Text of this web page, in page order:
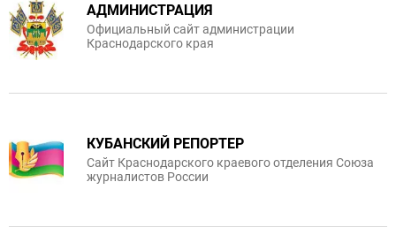
АДМИНИСТРАЦИЯ
Официальный сайт администрации
Краснодарского края
КУБАНСКИЙ РЕПОРТЕР
Сайт Краснодарского краевого отделения Союза
журналистов России